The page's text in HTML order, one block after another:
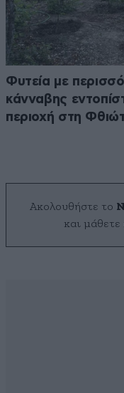
Φυτεία με
κάνναβης
περιοχή στη
Ακολουθήστε το
και μάθετε